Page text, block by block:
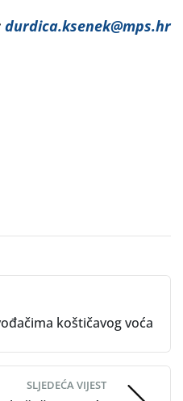
durdica.ksenek@mps.hr
koštičavog voća
SLJEDEĆA VIJEST